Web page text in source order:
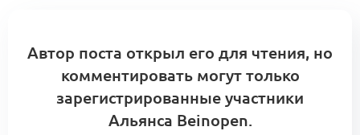
Автор поста открыл его для чтения, но
комментировать могут только
зарегистрированные участники
Альянса Beinopen.